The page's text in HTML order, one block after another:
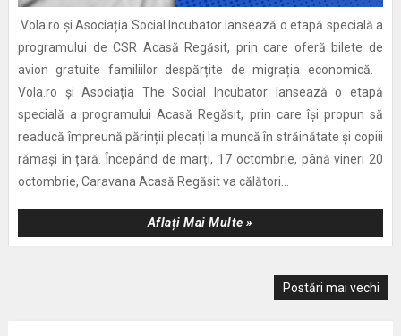
Vola.ro și Asociația Social Incubator lansează o etapă specială a
programului de CSR Acasă Regăsit, prin care oferă bilete de
avion gratuite familiilor despărțite de migrația economică.
Vola.ro și Asociația The Social Incubator lansează o etapă
specială a programului Acasă Regăsit, prin care își propun să
readucă împreună părinții plecați la muncă în străinătate și copiii
rămași în țară. Începând de marți, 17 octombrie, până vineri 20
octombrie, Caravana Acasă Regăsit va călători...
Aflați Mai Multe »
Postări mai vechi